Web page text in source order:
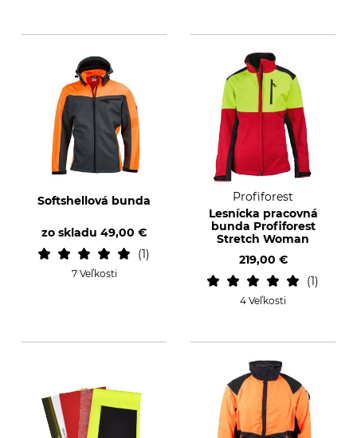
Softshellová bunda
zo skladu 49,00 €
1
7 Veľkosti
Profiforest
Lesnícka pracovná
bunda Profiforest
Stretch Woman
219,00 €
1
4 Veľkosti